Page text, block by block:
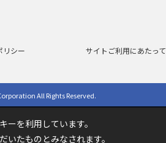
リシー サイトご利用にあたって
All Rights Reserved.
を利用しています。
たものとみなされます。